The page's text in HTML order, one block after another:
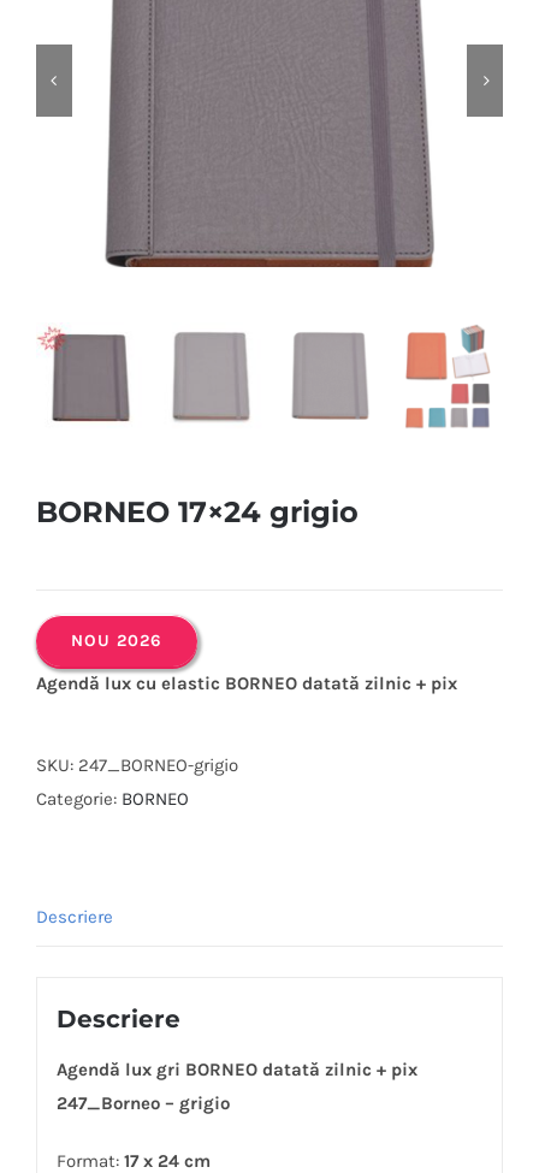
BORNEO 17×24 grigio
NOU 2026
Agendă lux cu elastic BORNEO datată zilnic + pix
SKU: 247_BORNEO-grigio
Categorie: BORNEO
Descriere
Descriere
Agendă lux gri BORNEO datată zilnic + pix
247_Borneo – grigio
Format: 17 x 24 cm